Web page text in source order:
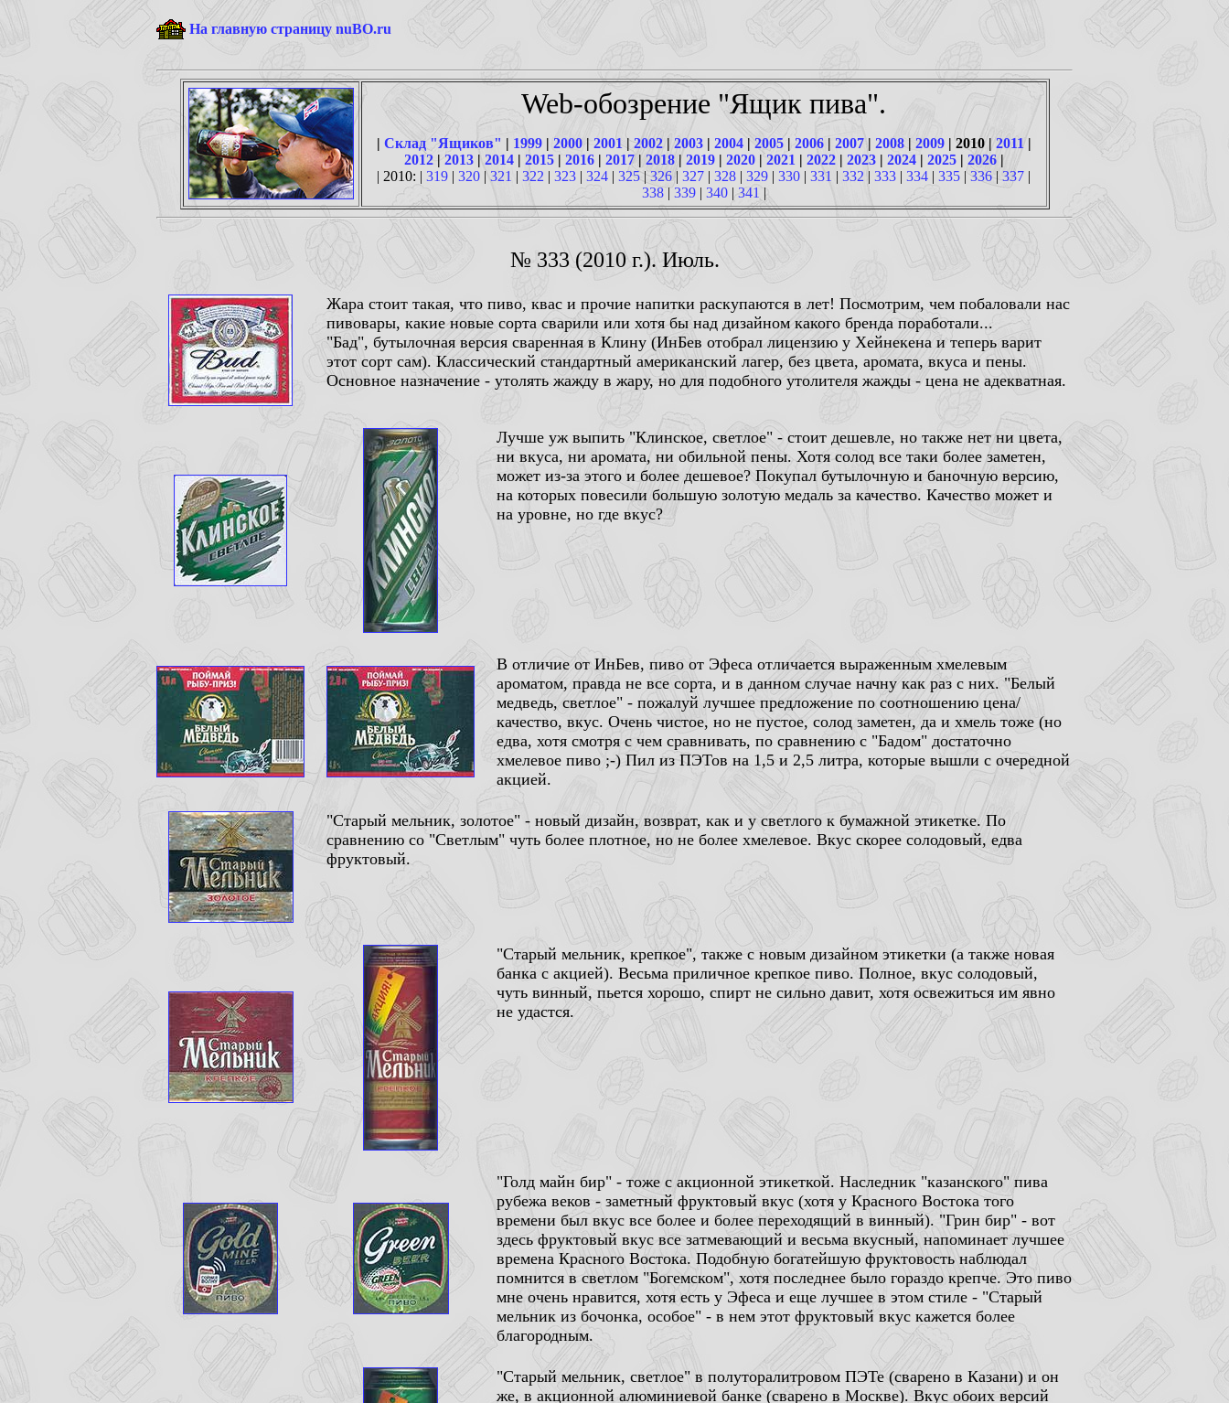
На главную страницу nuBO.ru
Web-обозрение "Ящик пива".
| Склад "Ящиков" | 1999| 2000| 2001 |2002| 2003| 2004| 2005| 2006| 2007| 2008| 2009| 2010 | 2011|
2012| 2013| 2014| 2015| 2016| 2017| 2018| 2019| 2020| 2021 | 2022| 2023| 2024| 2025| 2026|
| 2010: | 319 | 320 | 321 | 322 | 323 | 324 | 325|326 | 327 | 328 | 329 | 330 | 331 | 332 | 333 | 334 | 335 | 336 | 337 |
338| 339| 340| 341 |
№ 333 (2010 г.). Июль.
Жара стоит такая, что пиво, квас и прочие напитки раскупаются в лет! Посмотрим, чем побаловали нас
пивовары, какие новые сорта сварили или хотя бы над дизайном какого бренда поработали...
"Бад", бутылочная версия сваренная в Клину (ИнБев отобрал лицензию у Хейнекена и теперь варит
этот сорт сам). Классический стандартный американский лагер, без цвета, аромата, вкуса и пены.
Основное назначение - утолять жажду в жару, но для подобного утолителя жажды - цена не адекватная.
Лучше уж выпить "Клинское, светлое" - стоит дешевле, но также нет ни цвета,
ни вкуса, ни аромата, ни обильной пены. Хотя солод все таки более заметен,
может из-за этого и более дешевое? Покупал бутылочную и баночную версию,
на которых повесили большую золотую медаль за качество. Качество может и
на уровне, но где вкус?
В отличие от ИнБев, пиво от Эфеса отличается выраженным хмелевым
ароматом, правда не все сорта, и в данном случае начну как раз с них. "Белый
медведь, светлое" - пожалуй лучшее предложение по соотношению цена/
качество, вкус. Очень чистое, но не пустое, солод заметен, да и хмель тоже (но
едва, хотя смотря с чем сравнивать, по сравнению с "Бадом" достаточно
хмелевое пиво ;-) Пил из ПЭТов на 1,5 и 2,5 литра, которые вышли с очередной
акцией.
"Старый мельник, золотое" - новый дизайн, возврат, как и у светлого к бумажной этикетке. По
сравнению со "Светлым" чуть более плотное, но не более хмелевое. Вкус скорее солодовый, едва
фруктовый.
"Старый мельник, крепкое", также с новым дизайном этикетки (а также новая
банка с акцией). Весьма приличное крепкое пиво. Полное, вкус солодовый,
чуть винный, пьется хорошо, спирт не сильно давит, хотя освежиться им явно
не удастся.
"Голд майн бир" - тоже с акционной этикеткой. Наследник "казанского" пива
рубежа веков - заметный фруктовый вкус (хотя у Красного Востока того
времени был вкус все более и более переходящий в винный). "Грин бир" - вот
здесь фруктовый вкус все затмевающий и весьма вкусный, напоминает лучшее
времена Красного Востока. Подобную богатейшую фруктовость наблюдал
помнится в светлом "Богемском", хотя последнее было гораздо крепче. Это пиво
мне очень нравится, хотя есть у Эфеса и еще лучшее в этом стиле - "Старый
мельник из бочонка, особое" - в нем этот фруктовый вкус кажется более
благородным.
"Старый мельник, светлое" в полуторалитровом ПЭТе (сварено в Казани) и он
же, в акционной алюминиевой банке (сварено в Москве). Вкус обоих версий